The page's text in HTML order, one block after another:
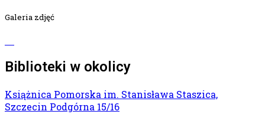
Galeria zdjęć
Biblioteki w okolicy
Książnica Pomorska im. Stanisława Staszica,
Szczecin Podgórna 15/16